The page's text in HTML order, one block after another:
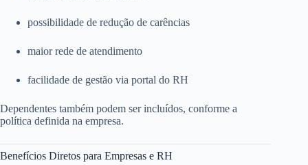
possibilidade de redução de carências
maior rede de atendimento
facilidade de gestão via portal do RH
Dependentes também podem ser incluídos, conforme a
política definida na empresa.
Benefícios Diretos para Empresas e RH